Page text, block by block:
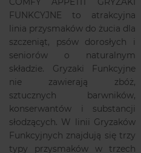
FUNKCYJNE to atrakcyjna
linia przysmaków do żucia dla
szczeniąt, psów dorosłych i
seniorów o naturalnym
składzie. Gryzaki Funkcyjne
nie zawierają zbóż,
sztucznych barwników,
konserwantów i substancji
słodzących. W linii Gryzaków
Funkcyjnych znajdują się trzy
typy przysmaków w trzech